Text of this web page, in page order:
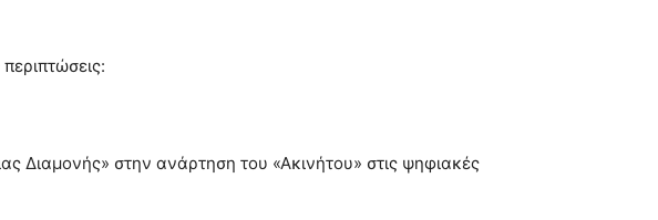
στην ανάρτηση του «Ακινήτου» στις ψηφιακές